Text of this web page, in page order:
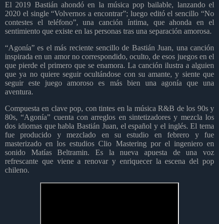
El 2019 Bastián ahondó en la música pop bailable, lanzando el
2020 el single “Volvernos a encontrar”; luego editó el sencillo “No
contestes el teléfono”, una canción íntima, que ahonda en el
sentimiento que existe en las personas tras una separación amorosa.
“Agonía” es el más reciente sencillo de Bastián Juan, una canción
inspirada en un amor no correspondido, oculto, de esos juegos en el
que pierde el primero que se enamora. La canción ilustra a alguien
que ya no quiere seguir ocultándose con su amante, y siente que
seguir este juego amoroso es más bien una agonía que una
aventura.
Compuesta en clave pop, con tintes en la música R&B de los 90s y
80s, “Agonía” cuenta con arreglos en sintetizadores y mezcla los
dos idiomas que habla Bastián Juan, el español y el inglés. El tema
fue producido y mezclado en su estudio en febrero y fue
masterizado en los estudios Clio Mastering por el ingeniero en
sonido Matías Beltramin. Es la nueva apuesta de una voz
refrescante que viene a renovar y enriquecer la escena del pop
chileno.